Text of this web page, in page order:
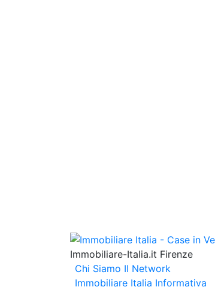
Immobiliare-Italia.it Firenze
Chi Siamo Il Network
Immobiliare Italia Informativa